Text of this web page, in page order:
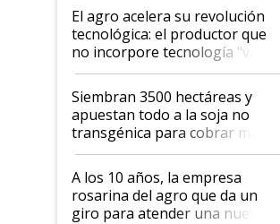
El agro acelera su revolución
tecnológica: el productor que
no incorpore tecnología "va a
perder el tren"
Siembran 3500 hectáreas y
apuestan todo a la soja no
transgénica para cobrar más
por tonelada: compraron un
semillero
A los 10 años, la empresa
rosarina del agro que da un
giro para atender una nueva